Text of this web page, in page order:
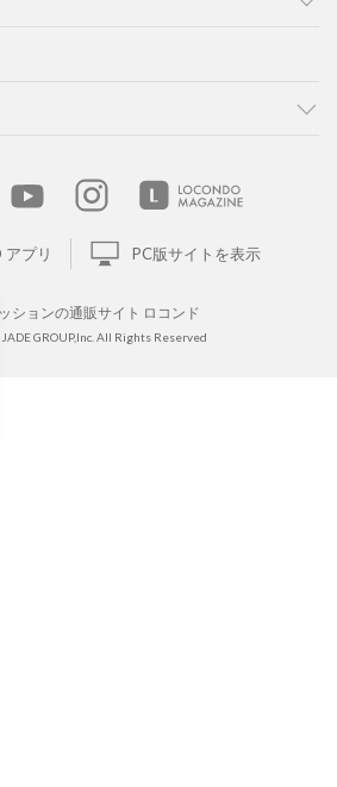
アプリ PC版サイトを表示
ションの通販サイト ロコンド
GROUP,Inc. All Rights Reserved